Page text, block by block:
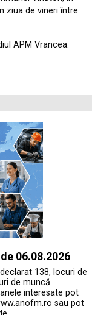
ziua de vineri între
APM Vrancea.
06.08.2026
138, locuri de
de muncă
interesate pot
sau pot